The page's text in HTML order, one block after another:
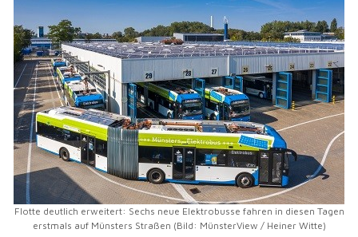
Flotte deutlich erweitert: Sechs neue Elektrobusse fahren in diesen Tagen
erstmals auf Münsters Straßen (Bild: MünsterView / Heiner Witte)